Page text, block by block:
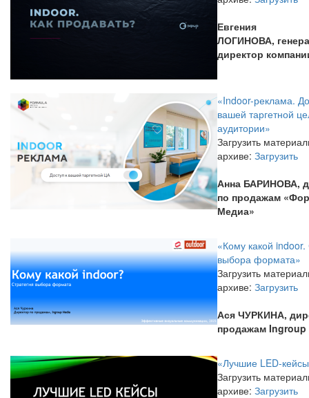
Евгения
ЛОГИНОВА,
директор
«Indoor-реклама.
вашей таргетной
аудитории»
Загрузить
архиве: Загрузить
Анна БАРИНОВА,
по продажам
Медиа»
«Кому какой indoor.
выбора формата»
Загрузить
архиве: Загрузить
Ася ЧУРКИНА,
продажам Ingroup
«Лучшие LED-
Загрузить
архиве: Загрузить